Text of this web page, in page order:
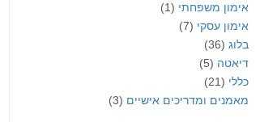
אימון משפחתי (1)
אימון עסקי (7)
בלוג (36)
דיאטה (5)
כללי (21)
מאמנים ומדריכים אישיים (3)